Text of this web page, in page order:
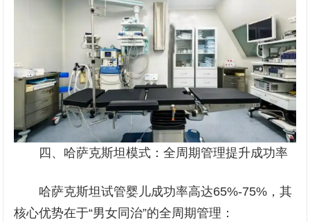
四、哈萨克斯坦模式：全周期管理提升成功率
哈萨克斯坦试管婴儿成功率高达65%-75%，其
核心优势在于“男女同治”的全周期管理：